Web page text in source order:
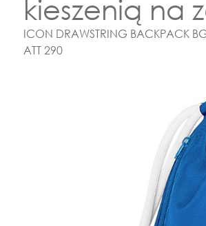
kieszenią na
ICON DRAWSTRING BACKPACK
ATT 290